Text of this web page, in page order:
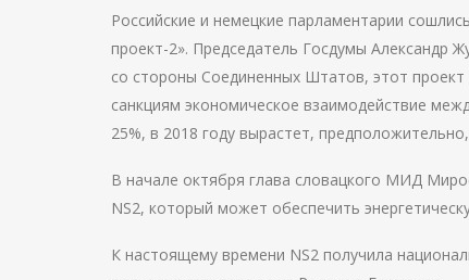
Российские и немецкие парламентарии
проект-2». Председатель Госдумы Александр
со стороны Соединенных Штатов, этот
санкциям экономическое взаимодействие
25%, в 2018 году вырастет,
В начале октября глава словацкого МИД
NS2, который может обеспечить
К настоящему времени NS2 получила